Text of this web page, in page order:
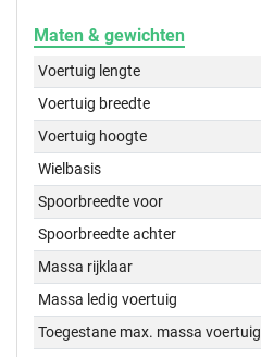
Maten & gewichten
Voertuig lengte
Voertuig breedte
Voertuig hoogte
Wielbasis
Spoorbreedte voor
Spoorbreedte achter
Massa rijklaar
Massa ledig voertuig
Toegestane max. massa voertuig